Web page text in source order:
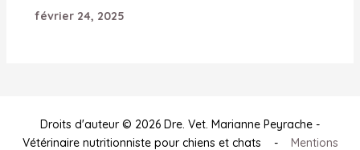
février 24, 2025
Droits d'auteur © 2026 Dre. Vet. Marianne Peyrache -
Vétérinaire nutritionniste pour chiens et chats - Mentions